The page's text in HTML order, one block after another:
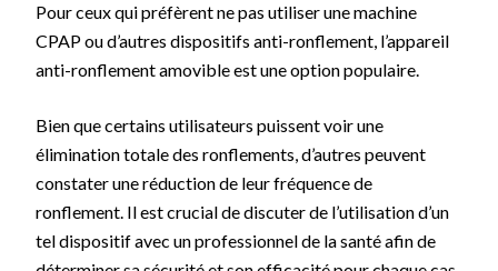
Pour ceux qui préfèrent ne pas utiliser une machine
CPAP ou d’autres dispositifs anti-ronflement, l’appareil
anti-ronflement amovible est une option populaire.
Bien que certains utilisateurs puissent voir une
élimination totale des ronflements, d’autres peuvent
constater une réduction de leur fréquence de
ronflement. Il est crucial de discuter de l’utilisation d’un
tel dispositif avec un professionnel de la santé afin de